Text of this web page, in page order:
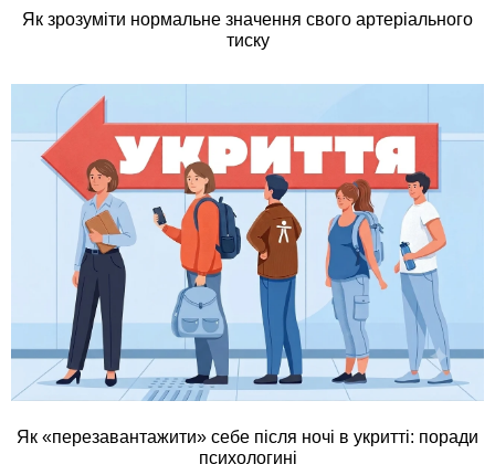
Як зрозуміти нормальне значення свого артеріального
тиску
Як «перезавантажити» себе після ночі в укритті: поради
психологині